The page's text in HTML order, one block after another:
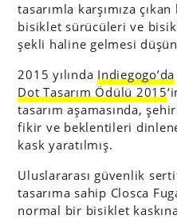
tasarımla karşımıza
bisiklet sürücüleri ve
şekli haline gelmesi
2015 yılında Indiegogo’da
Dot Tasarım Ödülü 2015
tasarım aşamasında,
fikir ve beklentileri
kask yaratılmış.
Uluslararası güvenlik
tasarıma sahip Closca
normal bir bisiklet